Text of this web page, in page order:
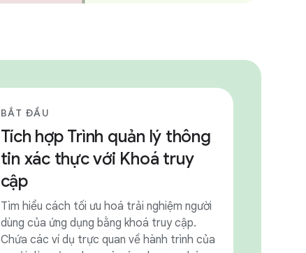
BẮT ĐẦU
Tích hợp Trình quản lý thông
tin xác thực với Khoá truy
cập
Tìm hiểu cách tối ưu hoá trải nghiệm người
dùng của ứng dụng bằng khoá truy cập.
Chứa các ví dụ trực quan về hành trình của